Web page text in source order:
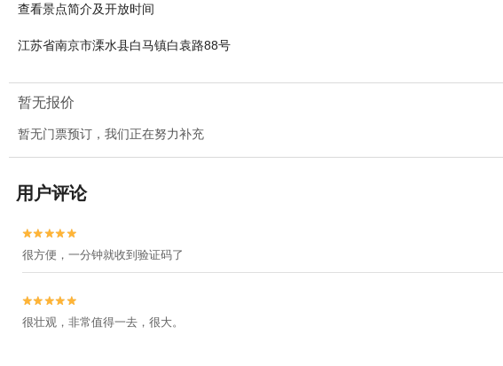
查看景点简介及开放时间
江苏省南京市溧水县白马镇白袁路88号
暂无报价
暂无门票预订，我们正在努力补充
用户评论


很方便，一分钟就收到验证码了


很壮观，非常值得一去，很大。